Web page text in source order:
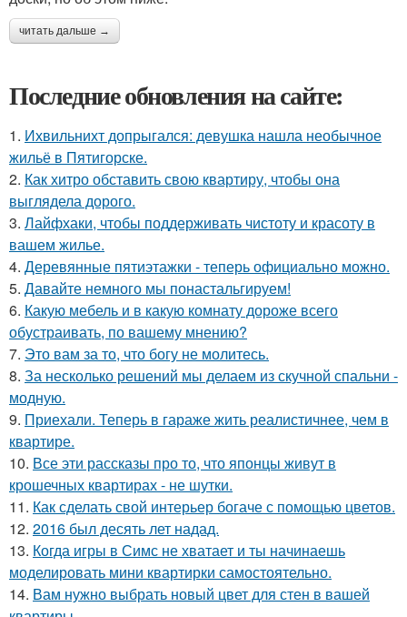
читать дальше →
Последние обновления на сайте:
1. Ихвильнихт допрыгался: девушка нашла необычное
жильё в Пятигорске.
2. Как хитро обставить свою квартиру, чтобы она
выглядела дорого.
3. Лайфхаки, чтобы поддерживать чистоту и красоту в
вашем жилье.
4. Деревянные пятиэтажки - теперь официально можно.
5. Давайте немного мы понастальгируем!
6. Какую мебель и в какую комнату дороже всего
обустраивать, по вашему мнению?
7. Это вам за то, что богу не молитесь.
8. За несколько решений мы делаем из скучной спальни -
модную.
9. Приехали. Теперь в гараже жить реалистичнее, чем в
квартире.
10. Все эти рассказы про то, что японцы живут в
крошечных квартирах - не шутки.
11. Как сделать свой интерьер богаче с помощью цветов.
12. 2016 был десять лет надад.
13. Когда игры в Симс не хватает и ты начинаешь
моделировать мини квартирки самостоятельно.
14. Вам нужно выбрать новый цвет для стен в вашей